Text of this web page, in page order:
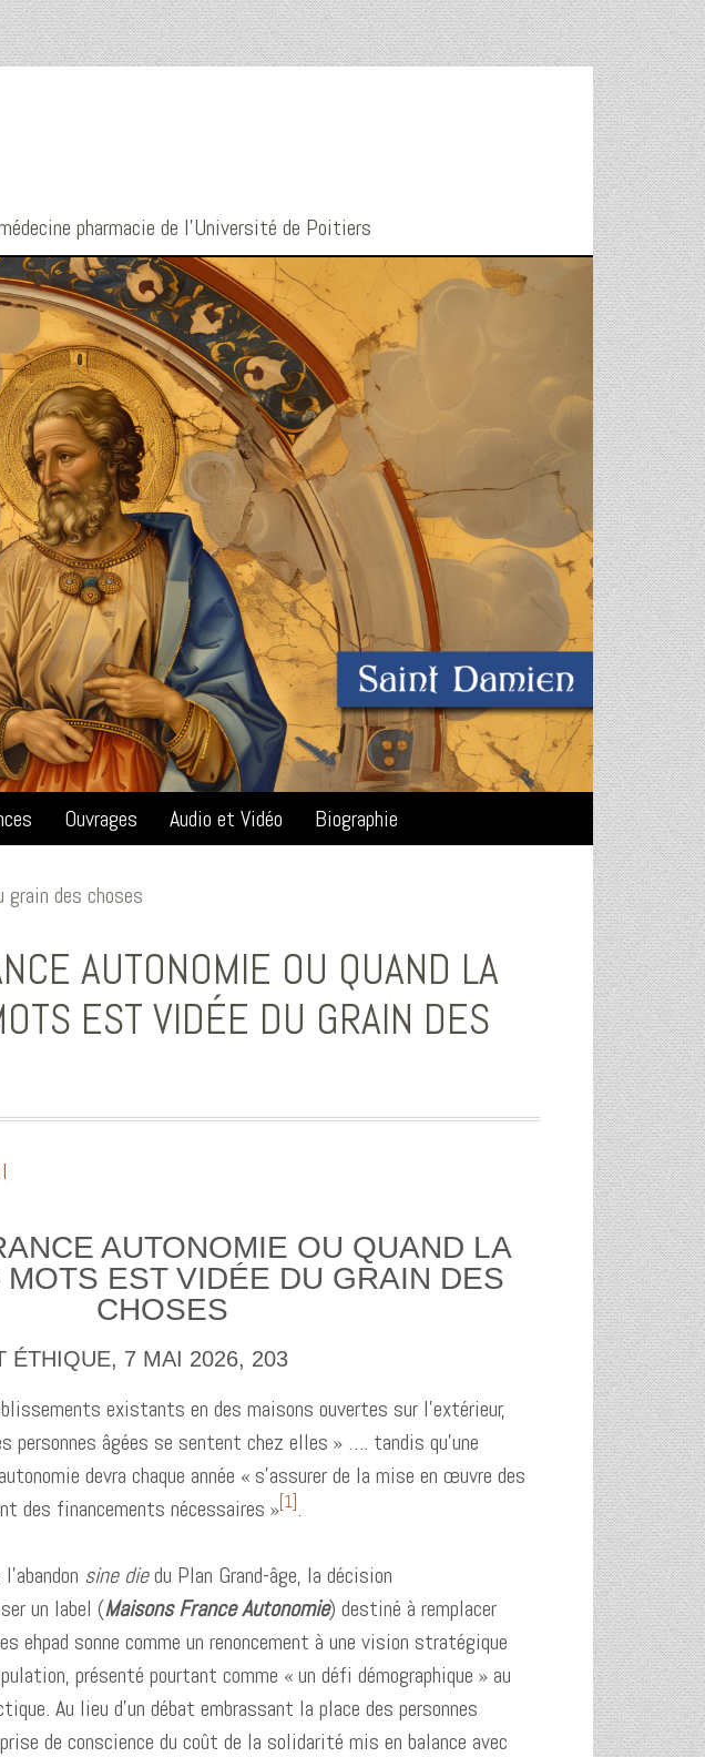
pharmacie de l'Université de Poitiers
Ouvrages Audio et Vidéo Biographie
des choses
AUTONOMIE OU QUAND LA
EST VIDÉE DU GRAIN DES
AUTONOMIE OU QUAND LA
EST VIDÉE DU GRAIN DES
CHOSES
ÉTHIQUE, 7 MAI 2026, 203
existants en des maisons ouvertes sur l’extérieur,
personnes âgées se sentent chez elles » …. tandis qu’une
devra chaque année « s’assurer de la mise en œuvre des
des financements nécessaires » [1] .
sine diedu Plan Grand-âge, la décision
un label (Maisons France Autonomie) destiné à remplacer
ehpad sonne comme un renoncement à une vision stratégique
présenté pourtant comme « un défi démographique » au
Au lieu d’un débat embrassant la place des personnes
de conscience du coût de la solidarité mis en balance avec